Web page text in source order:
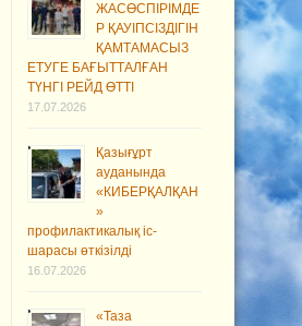
ЖАСӨСПІРІМДЕ
Р ҚАУІПСІЗДІГІН
ҚАМТАМАСЫЗ
ЕТУГЕ БАҒЫТТАЛҒАН
ТҮНГІ РЕЙД ӨТТІ
17.07.2026
Қазығұрт
ауданында
«КИБЕРҚАЛҚАН
»
профилактикалық іс-
шарасы өткізілді
16.07.2026
«Таза